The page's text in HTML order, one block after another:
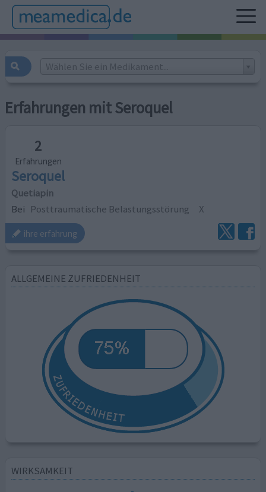
Wählen Sie ein Medikament...
Erfahrungen mit Seroquel
2
Erfahrungen
Seroquel
Quetiapin
Bei Posttraumatische Belastungsstörung X
ihre erfahrung
ALLGEMEINE ZUFRIEDENHEIT
WIRKSAMKEIT